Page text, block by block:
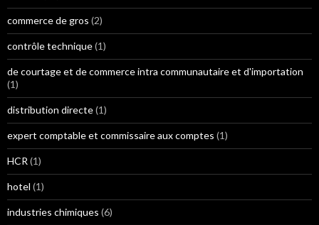
commerce de gros (2)
contrôle technique(1)
de courtage et de commerce intra communautaire et d'importation
(1)
distribution directe(1)
expert comptable et commissaire aux comptes (1)
HCR (1)
hotel (1)
industries chimiques (6)